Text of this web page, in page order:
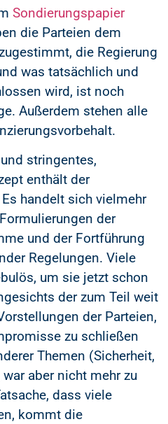
Sondierungspapier
die Parteien dem
die Regierung
was tatsächlich und
wird, ist noch
Außerdem stehen alle
stringentes,
enthält der
handelt sich vielmehr
der
und der Fortführung
Regelungen. Viele
um sie jetzt schon
der zum Teil weit
der Parteien,
zu schließen
Themen (Sicherheit,
aber nicht mehr zu
dass viele
kommt die